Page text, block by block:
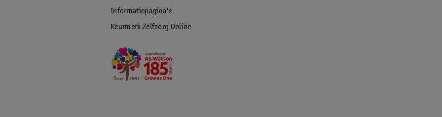
Informatiepagina's
Keurmerk Zelfzorg Online